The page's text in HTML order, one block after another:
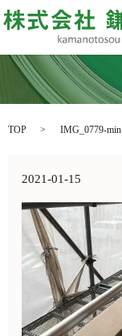
TOP IMG_0779-min
2021-01-15